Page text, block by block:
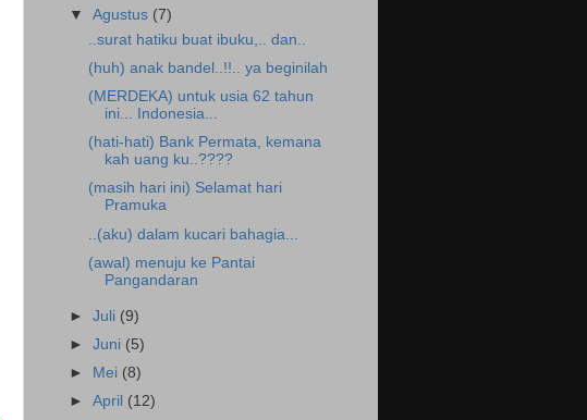
▼Agustus (7)
..surat hatiku buat ibuku,.. dan..
(huh) anak bandel..!!.. ya beginilah
(MERDEKA) untuk usia 62 tahun
ini... Indonesia...
(hati-hati) Bank Permata, kemana
kah uang ku..????
(masih hari ini) Selamat hari
Pramuka
..(aku) dalam kucari bahagia...
(awal) menuju ke Pantai
Pangandaran
►Juli (9)
►Juni (5)
►
Mei (8)
►April (12)